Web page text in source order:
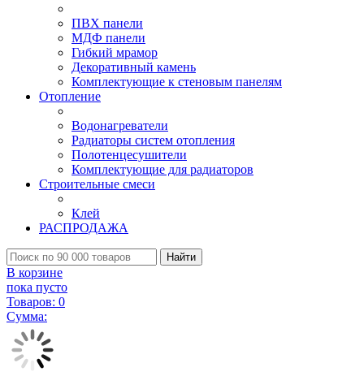
ПВХ панели
МДФ панели
Гибкий мрамор
Декоративный камень
Комплектующие к стеновым панелям
Отопление
Водонагреватели
Радиаторы систем отопления
Полотенцесушители
Комплектующие для радиаторов
Строительные смеси
Клей
РАСПРОДАЖА
Найти
В корзине
пока пусто
Товаров: 0
Сумма: